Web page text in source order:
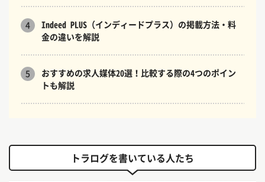
4
Indeed PLUS（インディードプラス）の掲載方法・料
金の違いを解説
5
おすすめの求人媒体20選！比較する際の4つのポイン
トも解説
トラログを書いている人たち